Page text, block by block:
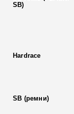
SB)
Hardrace
SB (ремни)